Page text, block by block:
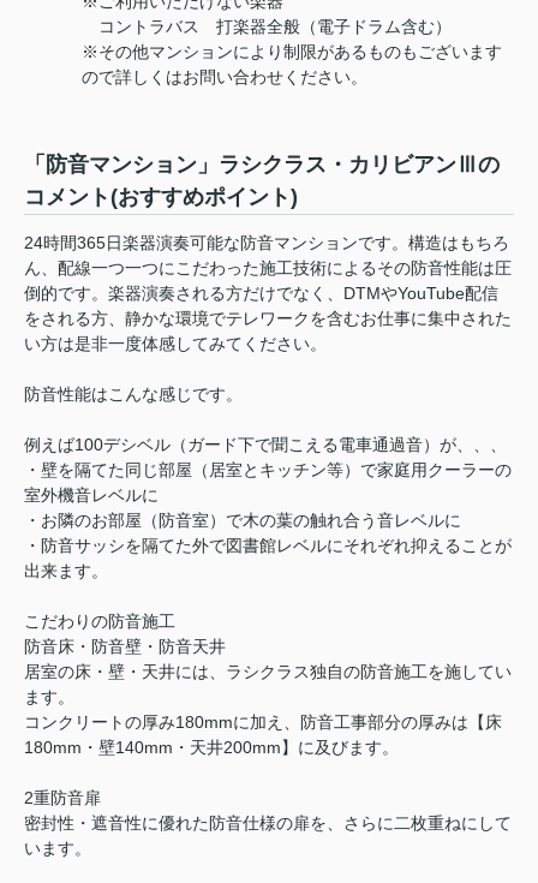
コントラバス 打楽器全般（電子ドラム含む）
※その他マンションにより制限があるものもございます
ので詳しくはお問い合わせください。
「防音マンション」ラシクラス・カリビアンⅢの
コメント(おすすめポイント)
24時間365日楽器演奏可能な防音マンションです。構造はもちろ
ん、配線一つ一つにこだわった施工技術によるその防音性能は圧
倒的です。楽器演奏される方だけでなく、DTMやYouTube配信
をされる方、静かな環境でテレワークを含むお仕事に集中された
い方は是非一度体感してみてください。
防音性能はこんな感じです。
例えば100デシベル（ガード下で聞こえる電車通過音）が、、、
・壁を隔てた同じ部屋（居室とキッチン等）で家庭用クーラーの
室外機音レベルに
・お隣のお部屋（防音室）で木の葉の触れ合う音レベルに
・防音サッシを隔てた外で図書館レベルにそれぞれ抑えることが
出来ます。
こだわりの防音施工
防音床・防音壁・防音天井
居室の床・壁・天井には、ラシクラス独自の防音施工を施してい
ます。
コンクリートの厚み180mmに加え、防音工事部分の厚みは【床
180mm・壁140mm・天井200mm】に及びます。
2重防音扉
密封性・遮音性に優れた防音仕様の扉を、さらに二枚重ねにして
います。